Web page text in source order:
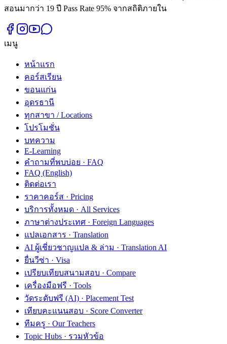
สอนมากว่า 19 ปี Pass Rate 95% จากสถิติภายใน
เมนู
หน้าแรก
คอร์สเรียน
ขอนแก่น
อุดรธานี
ทุกสาขา / Locations
โปรโมชั่น
บทความ
E-Learning
คำถามที่พบบ่อย · FAQ
FAQ (English)
ติดต่อเรา
ราคาคอร์ส · Pricing
บริการทั้งหมด · All Services
ภาษาต่างประเทศ · Foreign Languages
แปลเอกสาร · Translation
AI ผู้เชี่ยวชาญแปล & ล่าม · Translation AI
ยื่นวีซ่า · Visa
เปรียบเทียบสนามสอบ · Compare
เครื่องมือฟรี · Tools
วัดระดับฟรี (AI) · Placement Test
เทียบคะแนนสอบ · Score Converter
ทีมครู · Our Teachers
Topic Hubs · รวมหัวข้อ